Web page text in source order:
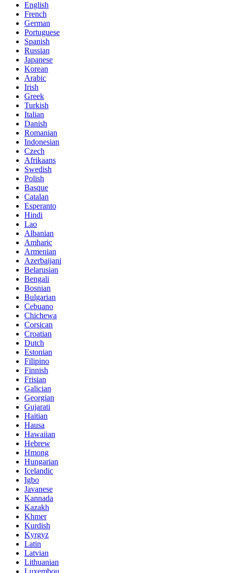
English
French
German
Portuguese
Spanish
Russian
Japanese
Korean
Arabic
Irish
Greek
Turkish
Italian
Danish
Romanian
Indonesian
Czech
Afrikaans
Swedish
Polish
Basque
Catalan
Esperanto
Hindi
Lao
Albanian
Amharic
Armenian
Azerbaijani
Belarusian
Bengali
Bosnian
Bulgarian
Cebuano
Chichewa
Corsican
Croatian
Dutch
Estonian
Filipino
Finnish
Frisian
Galician
Georgian
Gujarati
Haitian
Hausa
Hawaiian
Hebrew
Hmong
Hungarian
Icelandic
Igbo
Javanese
Kannada
Kazakh
Khmer
Kurdish
Kyrgyz
Latin
Latvian
Lithuanian